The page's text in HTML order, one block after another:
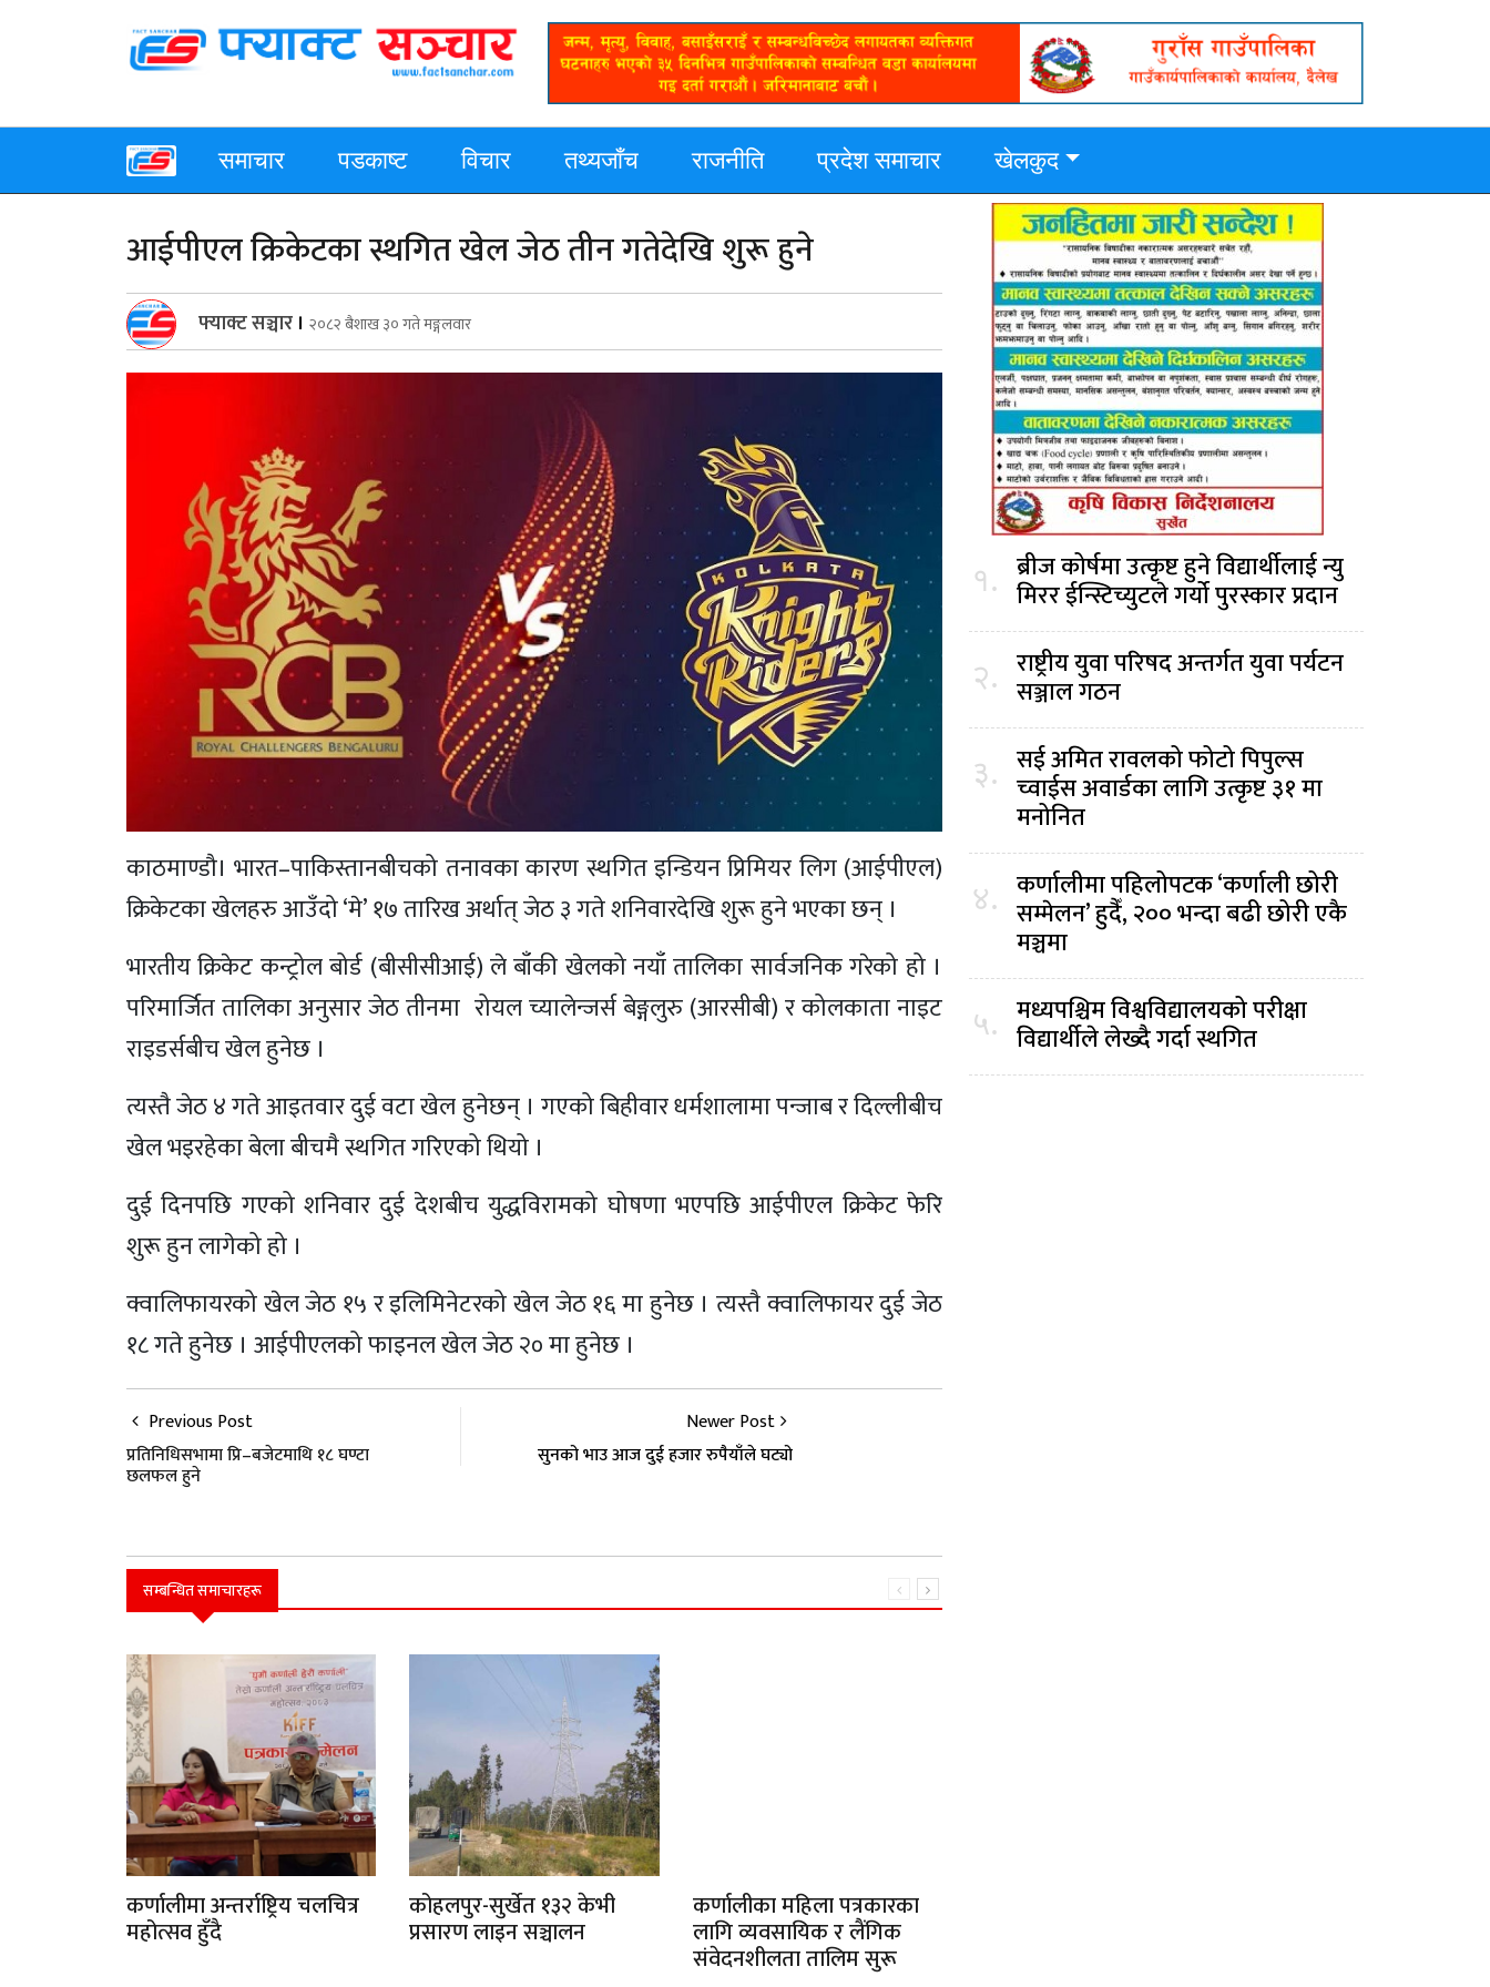
समाचार पडकाष्ट विचार तथ्यजाँच राजनीति प्रदेश समाचार खेलकुद
आईपीएल क्रिकेटका स्थगित खेल जेठ तीन गतेदेखि शुरू हुने
फ्याक्ट सञ्चार । २०८२ बैशाख ३० गते मङ्गलवार
काठमाण्डौ। भारत–पाकिस्तानबीचको तनावका कारण स्थगित इन्डियन प्रिमियर लिग (आईपीएल)
क्रिकेटका खेलहरु आउँदो ‘मे’ १७ तारिख अर्थात् जेठ ३ गते शनिवारदेखि शुरू हुने भएका छन् ।
भारतीय क्रिकेट कन्ट्रोल बोर्ड (बीसीसीआई) ले बाँकी खेलको नयाँ तालिका सार्वजनिक गरेको हो ।
परिमार्जित तालिका अनुसार जेठ तीनमा रोयल च्यालेन्जर्स बेङ्गलुरु (आरसीबी) र कोलकाता नाइट
राइडर्सबीच खेल हुनेछ ।
त्यस्तै जेठ ४ गते आइतवार दुई वटा खेल हुनेछन् । गएको बिहीवार धर्मशालामा पन्जाब र दिल्लीबीच
खेल भइरहेका बेला बीचमै स्थगित गरिएको थियो ।
दुई दिनपछि गएको शनिवार दुई देशबीच युद्धविरामको घोषणा भएपछि आईपीएल क्रिकेट फेरि
शुरू हुन लागेको हो ।
क्वालिफायरको खेल जेठ १५ र इलिमिनेटरको खेल जेठ १६ मा हुनेछ । त्यस्तै क्वालिफायर दुई जेठ
१८ गते हुनेछ । आईपीएलको फाइनल खेल जेठ २० मा हुनेछ ।
Previous Post
प्रतिनिधिसभामा प्रि–बजेटमाथि १८ घण्टा
छलफल हुने
Newer Post
सुनको भाउ आज दुई हजार रुपैयाँले घट्यो
सम्बन्धित समाचारहरू
कर्णालीमा अन्तर्राष्ट्रिय चलचित्र
महोत्सव हुँदै
कोहलपुर-सुर्खेत १३२ केभी
प्रसारण लाइन सञ्चालन
कर्णालीका महिला पत्रकारका
लागि व्यवसायिक र लैंगिक
संवेदनशीलता तालिम सुरू
१. ब्रीज कोर्षमा उत्कृष्ट हुने विद्यार्थीलाई न्यु
मिरर ईन्स्टिच्युटले गर्यो पुरस्कार प्रदान
२. राष्ट्रीय युवा परिषद अन्तर्गत युवा पर्यटन
सञ्जाल गठन
३. सई अमित रावलको फोटो पिपुल्स
च्वाईस अवार्डका लागि उत्कृष्ट ३१ मा
मनोनित
४. कर्णालीमा पहिलोपटक ‘कर्णाली छोरी
सम्मेलन’ हुदैँ, २०० भन्दा बढी छोरी एकै
मञ्चमा
५. मध्यपश्चिम विश्वविद्यालयको परीक्षा
विद्यार्थीले लेख्दै गर्दा स्थगित